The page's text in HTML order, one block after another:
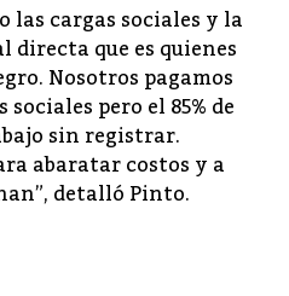
las cargas sociales y la
directa que es quienes
Nosotros pagamos
pero el 85% de
sin registrar.
abaratar costos y a
detalló Pinto.